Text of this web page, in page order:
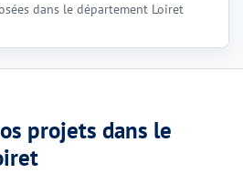
dans le département Loiret
projets dans le